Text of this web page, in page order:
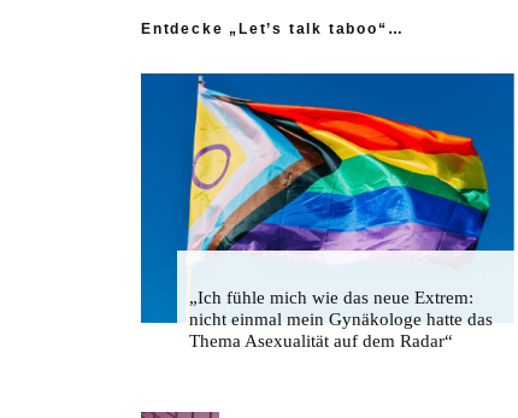
Entdecke „Let’s talk taboo“…
„Ich fühle mich wie das neue Extrem:
nicht einmal mein Gynäkologe hatte das
Thema Asexualität auf dem Radar“